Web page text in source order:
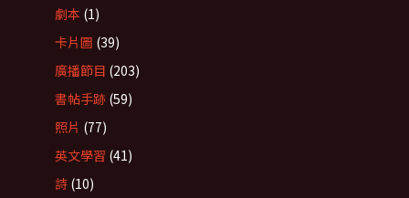
劇本 (1)
卡片圖 (39)
廣播節目 (203)
書帖手跡 (59)
照片 (77)
英文學習 (41)
詩 (10)